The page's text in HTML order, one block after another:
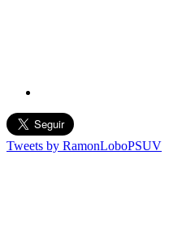
Tweets by RamonLoboPSUV